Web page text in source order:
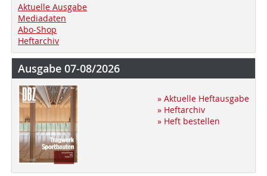
Aktuelle Ausgabe
Mediadaten
Abo-Shop
Heftarchiv
Ausgabe 07-08/2026
» Aktuelle Heftausgabe
» Heftarchiv
» Heft bestellen